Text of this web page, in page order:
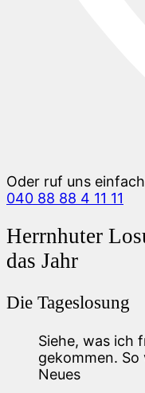
Oder ruf uns
040 88 88 4 11 11
Herrnhuter
das Jahr
Die Tageslosung
Siehe, was ich
gekommen.
Neues